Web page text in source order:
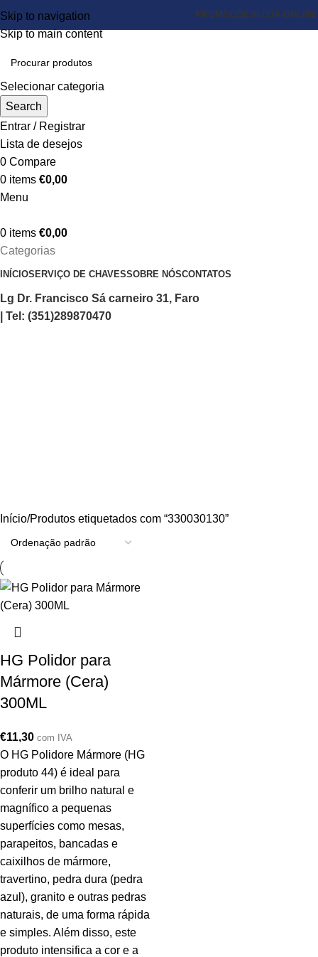
Skip to navigation
Skip to main content
PROMOÇÕES LOJA ONLINE
Selecionar categoria
Search
Entrar / Registrar
Lista de desejos
0 Compare
0 items €0,00
Menu
0 items €0,00
Categorias
INÍCIOSERVIÇO DE CHAVESSOBRE NÓSCONTATOS
Lg Dr. Francisco Sá carneiro 31, Faro
| Tel: (351)289870470
Início Produtos etiquetados com “330030130”
HG Polidor para
Mármore (Cera)
300ML
€11,30 com IVA
O HG Polidore Mármore (HG
produto 44) é ideal para
conferir um brilho natural e
magnífico a pequenas
superfícies como mesas,
parapeitos, bancadas e
caixilhos de mármore,
travertino, pedra dura (pedra
azul), granito e outras pedras
naturais, de uma forma rápida
e simples. Além disso, este
produto intensifica a cor e a